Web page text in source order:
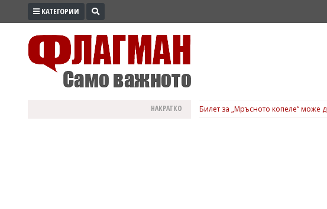
ПРОМО
КАТЕГОРИИ
НАКРАТКО Билет за „Мръсното копеле“ може